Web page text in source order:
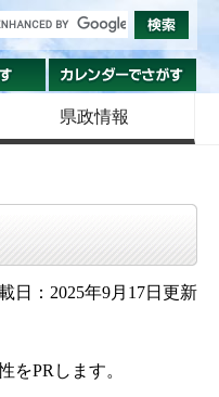
組織でさがす
県政情報
日：2025年9月17日更新
PRします。